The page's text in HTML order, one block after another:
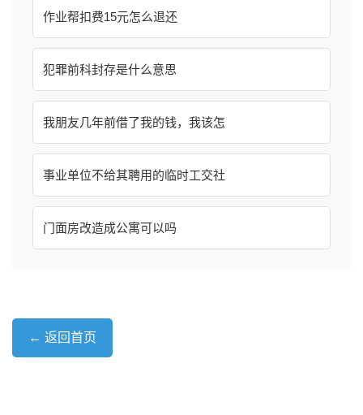
作业帮扣费15元怎么退还
犯罪前科封存是什么意思
我朋友几年前借了我的钱，我该怎
事业单位不给其聘用的临时工交社
门面房改造成公寓可以吗
← 返回首页